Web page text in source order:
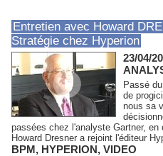
Entretien avec Howard
Stratégie chez Hyperion
23/04/
Passé
de
nous sa
passées chez l'analyste Gartner,
Howard Dresner a rejoint l'éditeur
BPM, HYPERION, VIDEO